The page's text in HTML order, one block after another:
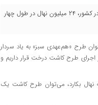
مدیرکل منابع طبیعی و آبخیزداری ایلام گفت: سهم این استان از طرح ملی کاشت یک میلیارد درخت در کشور، ۲۴ میلیون نهال در طول چهار
طرح «هم‌عهدی سبز» به یاد سردار
اجرای طرح کاشت درخت قرار داریم و
نهال بکارد، می‌توان طرح کاشت یک